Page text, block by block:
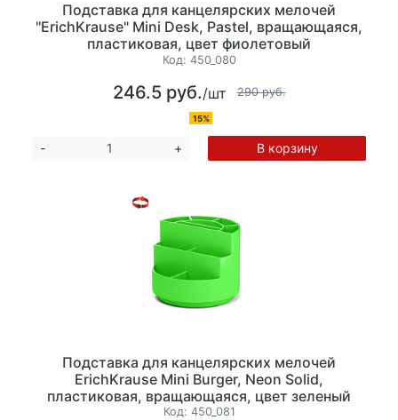
Подставка для канцелярских мелочей
"ErichKrause" Mini Desk, Pastel, вращающаяся,
пластиковая, цвет фиолетовый
Код: 450_080
246.5 руб./шт 290 руб.
15%
- + В корзину
Подставка для канцелярских мелочей
ErichKrause Mini Burger, Neon Solid,
пластиковая, вращающаяся, цвет зеленый
Код: 450_081